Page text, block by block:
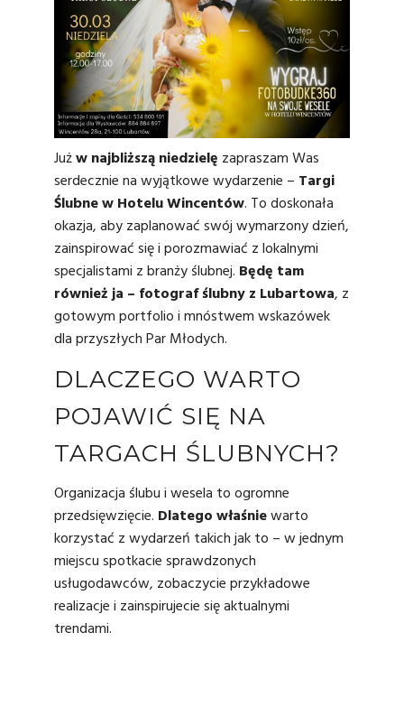
Jużw najbliższą niedzielę zapraszam Was
serdecznie na wyjątkowe wydarzenie – Targi
Ślubne w Hotelu Wincentów. To doskonała
okazja, aby zaplanować swój wymarzony dzień,
zainspirować się i porozmawiać z lokalnymi
specjalistami z branży ślubnej. Będę tam
również ja – fotograf ślubny z Lubartowa, z
gotowym portfolio i mnóstwem wskazówek
dla przyszłych Par Młodych.
DLACZEGO WARTO
POJAWIĆ SIĘ NA
TARGACH ŚLUBNYCH?
Organizacja ślubu i wesela to ogromne
przedsięwzięcie. Dlatego właśniewarto
korzystać z wydarzeń takich jak to – w jednym
miejscu spotkacie sprawdzonych
usługodawców, zobaczycie przykładowe
realizacje i zainspirujecie się aktualnymi
trendami.